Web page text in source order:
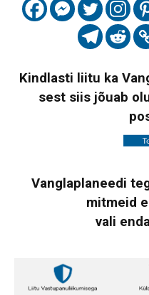
Kindlasti liitu ka
sest siis jõuab
Vanglaplaneedi
mitmeid
vali